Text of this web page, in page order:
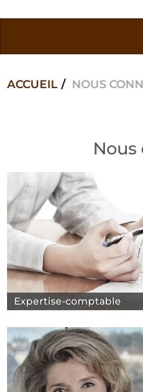
ACCUEIL NOUS
Expertise-comptable